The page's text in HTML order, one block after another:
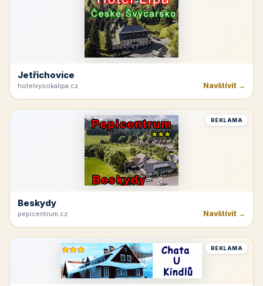
Jetřichovice
hotelvysokalipa.cz Navštívit →
REKLAMA
Beskydy
pepicentrum.cz Navštívit →
REKLAMA